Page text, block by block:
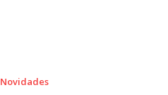
Novidades